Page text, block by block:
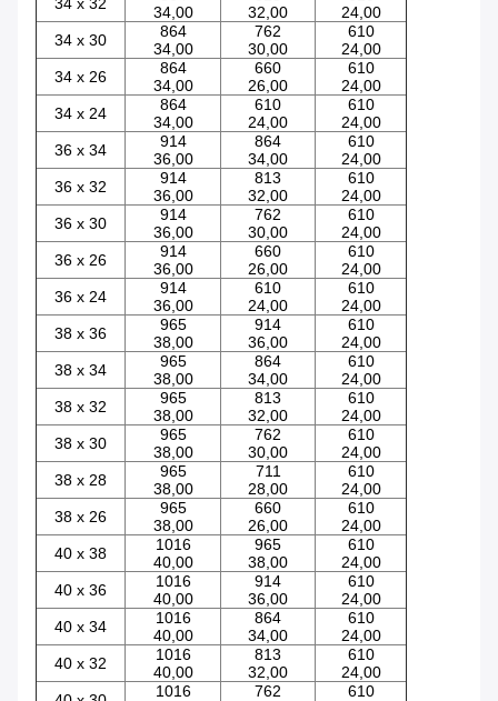
34,00
32,00
24,00
34 x 30
864
34,00
762
30,00
610
24,00
34 x 26
864
34,00
660
26,00
610
24,00
34 x 24
864
34,00
610
24,00
610
24,00
36 x 34
914
36,00
864
34,00
610
24,00
36 x 32
914
36,00
813
32,00
610
24,00
36 x 30
914
36,00
762
30,00
610
24,00
36 x 26
914
36,00
660
26,00
610
24,00
36 x 24
914
36,00
610
24,00
610
24,00
38 x 36
965
38,00
914
36,00
610
24,00
38 x 34
965
38,00
864
34,00
610
24,00
38 x 32
965
38,00
813
32,00
610
24,00
38 x 30
965
38,00
762
30,00
610
24,00
38 x 28
965
38,00
711
28,00
610
24,00
38 x 26
965
38,00
660
26,00
610
24,00
40 x 38
1016
40,00
965
38,00
610
24,00
40 x 36
1016
40,00
914
36,00
610
24,00
40 x 34
1016
40,00
864
34,00
610
24,00
40 x 32
1016
40,00
813
32,00
610
24,00
1016
762
610